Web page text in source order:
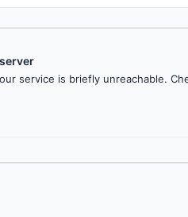
service is briefly unreachable.